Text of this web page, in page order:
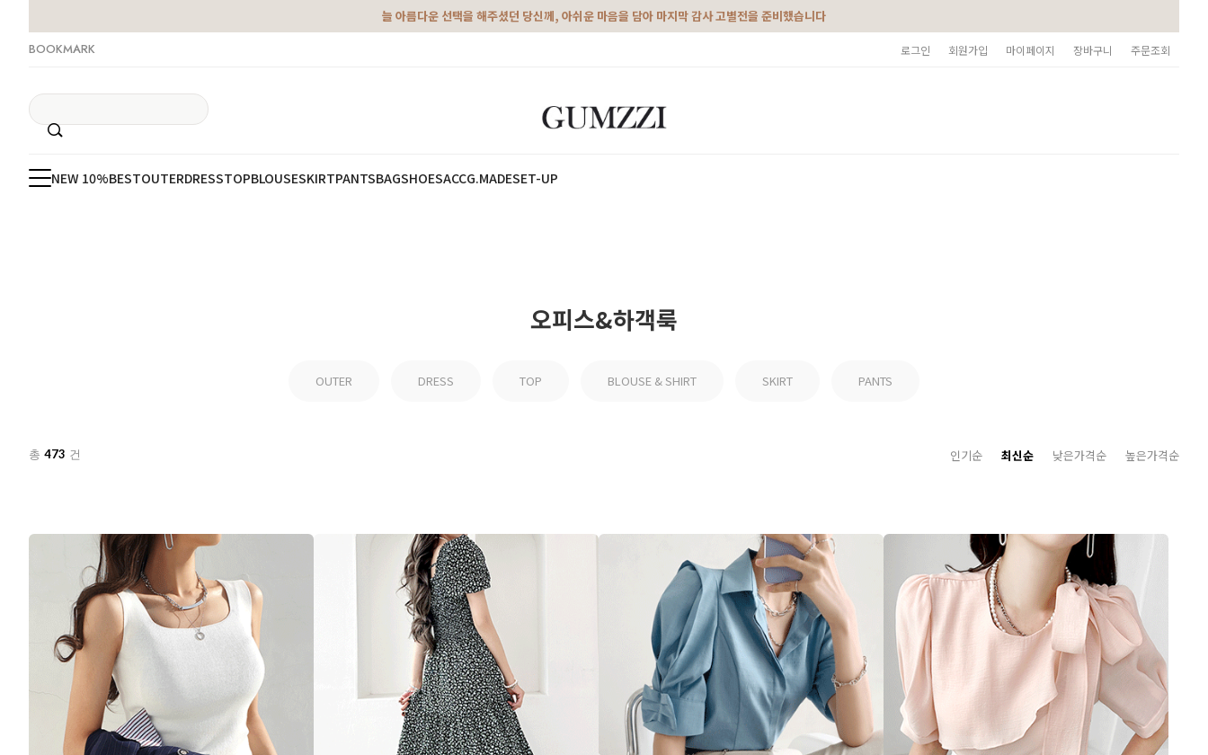
늘 아름다운 선택을 해주셨던 당신께, 아쉬운 마음을 담아 마지막 감사 고별전을 준비했습니다
BOOKMARK
로그인 회원가입 마이페이지 장바구니 주문조회
NEW 10%BESTOUTERDRESSTOPBLOUSESKIRTPANTSBAGSHOESACCG.MADESET-UP
오피스&하객룩
OUTER DRESS TOP BLOUSE & SHIRT SKIRT PANTS
총 473 건 인기순 최신순 낮은가격순 높은가격순